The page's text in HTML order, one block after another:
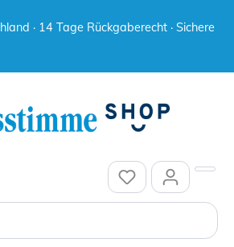
· 14 Tage Rückgaberecht · Sichere